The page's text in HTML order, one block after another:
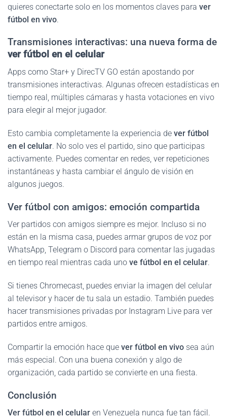
quieres conectarte solo en los momentos claves para ver
fútbol en vivo.
Transmisiones interactivas: una nueva forma de
ver fútbol en el celular
Apps como Star+ y DirecTV GO están apostando por
transmisiones interactivas. Algunas ofrecen estadísticas en
tiempo real, múltiples cámaras y hasta votaciones en vivo
para elegir al mejor jugador.
Esto cambia completamente la experiencia de ver fútbol
en el celular. No solo ves el partido, sino que participas
activamente. Puedes comentar en redes, ver repeticiones
instantáneas y hasta cambiar el ángulo de visión en
algunos juegos.
Ver fútbol con amigos: emoción compartida
Ver partidos con amigos siempre es mejor. Incluso si no
están en la misma casa, puedes armar grupos de voz por
WhatsApp, Telegram o Discord para comentar las jugadas
en tiempo real mientras cada uno ve fútbol en el celular.
Si tienes Chromecast, puedes enviar la imagen del celular
al televisor y hacer de tu sala un estadio. También puedes
hacer transmisiones privadas por Instagram Live para ver
partidos entre amigos.
Compartir la emoción hace que ver fútbol en vivo sea aún
más especial. Con una buena conexión y algo de
organización, cada partido se convierte en una fiesta.
Conclusión
Ver fútbol en el celular en Venezuela nunca fue tan fácil.